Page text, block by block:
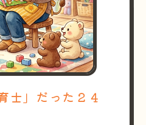
士」だった２４